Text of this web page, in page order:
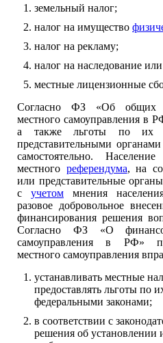
земельный налог;
налог на имущество
налог на рекламу;
налог на наследование
местные лицензионные
Согласно ФЗ «Об общих
местного самоуправления в
а также льготы по их
представительными
самостоятельно.
местного референдума, на
или представительные
с учетом мнения
разовое добровольное
финансирования решения
Согласно ФЗ «О
самоуправления в РФ»
местного самоуправления
устанавливать местные
предоставлять льготы по
федеральными законами;
в соответствии с
решения об установлении